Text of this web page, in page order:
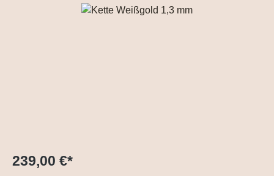
Bildergalerie überspringen
239,00 €*